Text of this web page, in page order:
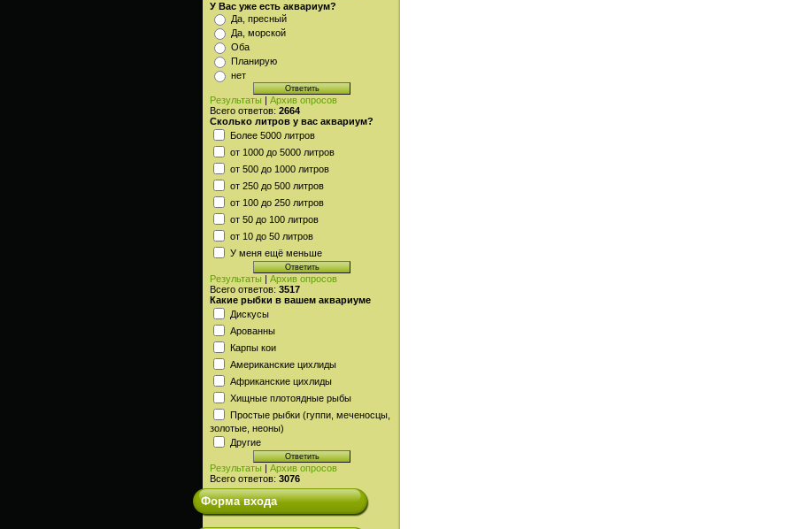
У Вас уже есть аквариум?
Да, пресный
Да, морской
Оба
Планирую
нет
Результаты
Архив опросов
Всего ответов: 2664
Сколько литров у вас аквариум?
Более 5000 литров
от 1000 до 5000 литров
от 500 до 1000 литров
от 250 до 500 литров
от 100 до 250 литров
от 50 до 100 литров
от 10 до 50 литров
У меня ещё меньше
Результаты
Архив опросов
Всего ответов: 3517
Какие рыбки в вашем аквариуме
Дискусы
Арованны
Карпы кои
Американские цихлиды
Африканские цихлиды
Хищные плотоядные рыбы
Простые рыбки (гуппи, меченосцы,
золотые, неоны)
Другие
Результаты
Архив опросов
Всего ответов: 3076
Форма входа